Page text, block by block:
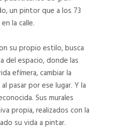
un pintor que a los 73
la calle.
su propio estilo, busca
del espacio, donde las
efímera, cambiar la
pasar por ese lugar. Y la
Sus murales
propia, realizados con la
su vida a pintar.